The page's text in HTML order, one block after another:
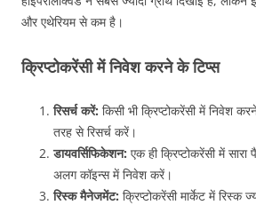
और एथेरियम से कम है।
क्रिप्टोकरेंसी में निवेश करने के टिप्स
रिसर्च करें: किसी भी क्रिप्टोकरेंसी में निवेश
तरह से रिसर्च करें।
डायवर्सिफिकेशन: एक ही क्रिप्टोकरेंसी में
अलग कॉइन्स में निवेश करें।
रिस्क मैनेजमेंट: क्रिप्टोकरेंसी मार्केट में रिस्क